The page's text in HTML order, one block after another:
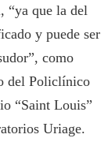
“ya que la del
y puede ser
como
del Policlínico
“Saint Louis”
Uriage.